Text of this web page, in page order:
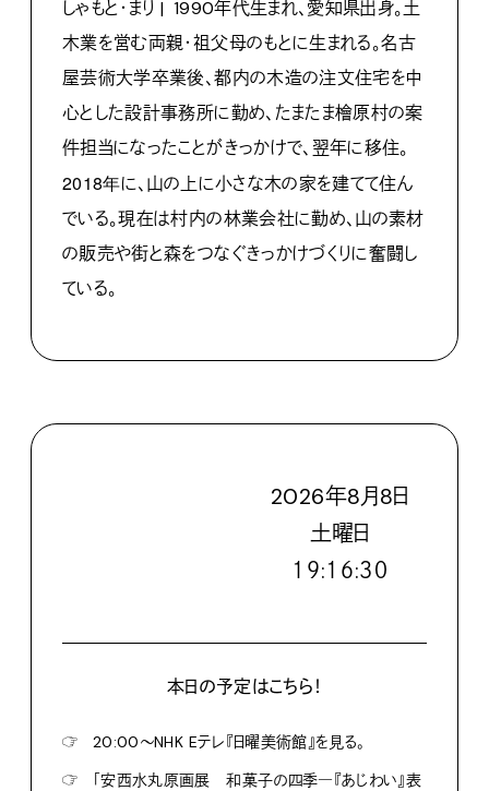
しゃもと・まり | 1990年代生まれ、愛知県出身。土
木業を営む両親・祖父母のもとに生まれる。名古
屋芸術大学卒業後、都内の木造の注文住宅を中
心とした設計事務所に勤め、 たまたま檜原村の案
件担当になったことがきっかけで、 翌年に移住。
2018年に、山の上に小さな木の家を建てて住ん
でいる。現在は村内の林業会社に勤め、 山の素材
の販売や街と森をつなぐきっかけづくりに奮闘し
ている。
2026年8月8日
土曜日
１９:１６:３１
本日の予定はこちら！
☞
20:00〜NHK Eテレ『日曜美術館』を見る。
☞
「安西水丸原画展 和菓子の四季―『あじわい』表